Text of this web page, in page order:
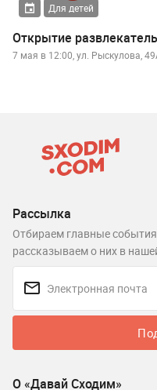
Для детей
Открытие
7 мая в 12:00, ул. Рыскулова,
Рассылка
Отбираем главные
рассказываем о них в
О «Давай Сходим»